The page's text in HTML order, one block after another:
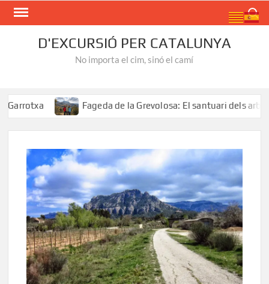
Skip
D'EXCURSIÓ PER CATALUNYA
No importa el cim, sinó el camí
Fageda de la Grevolosa: El santuari dels arbres